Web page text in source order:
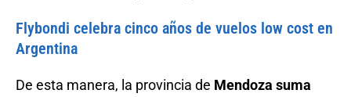
Flybondi celebra cinco años de vuelos low cost en
Argentina
De esta manera, la provincia de Mendoza suma